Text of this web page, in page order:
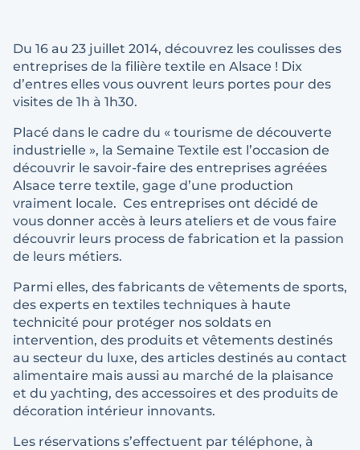
Du 16 au 23 juillet 2014, découvrez les coulisses des
entreprises de la filière textile en Alsace ! Dix
d’entres elles vous ouvrent leurs portes pour des
visites de 1h à 1h30.
Placé dans le cadre du « tourisme de découverte
industrielle », la Semaine Textile est l’occasion de
découvrir le savoir-faire des entreprises agréées
Alsace terre textile, gage d’une production
vraiment locale. Ces entreprises ont décidé de
vous donner accès à leurs ateliers et de vous faire
découvrir leurs process de fabrication et la passion
de leurs métiers.
Parmi elles, des fabricants de vêtements de sports,
des experts en textiles techniques à haute
technicité pour protéger nos soldats en
intervention, des produits et vêtements destinés
au secteur du luxe, des articles destinés au contact
alimentaire mais aussi au marché de la plaisance
et du yachting, des accessoires et des produits de
décoration intérieur innovants.
Les réservations s’effectuent par téléphone, à